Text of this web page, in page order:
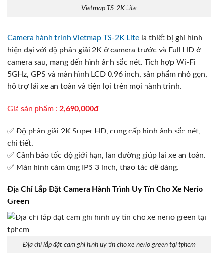
Vietmap TS-2K Lite
Camera hành trình Vietmap TS-2K Lite là thiết bị ghi hình
hiện đại với độ phân giải 2K ở camera trước và Full HD ở
camera sau, mang đến hình ảnh sắc nét. Tích hợp Wi-Fi
5GHz, GPS và màn hình LCD 0.96 inch, sản phẩm nhỏ gọn,
hỗ trợ lái xe an toàn và tiện lợi trên mọi hành trình.
Giá sản phẩm : 2,690,000đ
✅ Độ phân giải 2K Super HD, cung cấp hình ảnh sắc nét,
chi tiết.
✅ Cảnh báo tốc độ giới hạn, làn đường giúp lái xe an toàn.
✅ Màn hình cảm ứng IPS 3 inch, thao tác dễ dàng.
Địa Chỉ Lắp Đặt Camera Hành Trình Uy Tín Cho Xe Nerio
Green
Địa chỉ lắp đặt cam ghi hình uy tin cho xe nerio green tại tphcm